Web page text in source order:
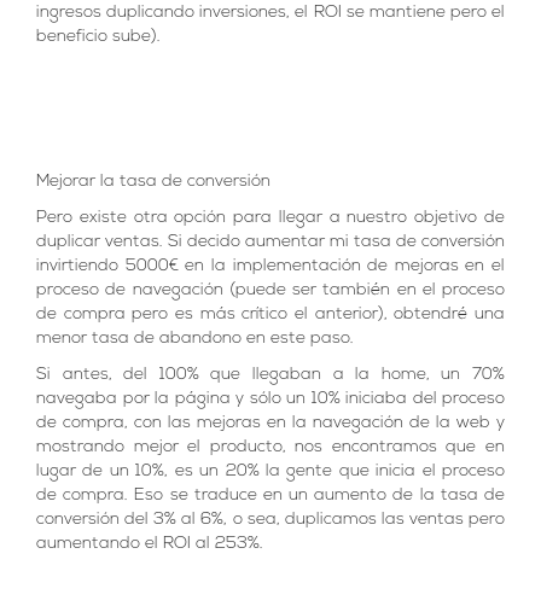
ingresos duplicando inversiones, el ROI se mantiene pero el
beneficio sube).
Mejorar la tasa de conversión
Pero existe otra opción para llegar a nuestro objetivo de
duplicar ventas. Si decido aumentar mi tasa de conversión
invirtiendo 5000€ en la implementación de mejoras en el
proceso de navegación (puede ser también en el proceso
de compra pero es más crítico el anterior), obtendré una
menor tasa de abandono en este paso.
Si antes, del 100% que llegaban a la home, un 70%
navegaba por la página y sólo un 10% iniciaba del proceso
de compra, con las mejoras en la navegación de la web y
mostrando mejor el producto, nos encontramos que en
lugar de un 10%, es un 20% la gente que inicia el proceso
de compra. Eso se traduce en un aumento de la tasa de
conversión del 3% al 6%, o sea, duplicamos las ventas pero
aumentando el ROI al 253%.